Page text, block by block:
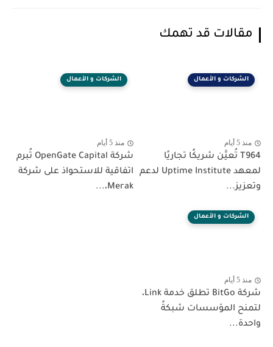
مقالات قد تهمك
الشركات و الأعمال
منذ 5 أيام
T964 تُعيَّن شريكًا تجاريًا
لمعهد Uptime Institute لدعم
وتعزيز...
الشركات و الأعمال
منذ 5 أيام
شركة OpenGate Capital تُبرم
اتفاقية للاستحواذ على شركة
Merak،...
الشركات و الأعمال
منذ 5 أيام
شركة BitGo تطلق خدمة Link،
لتمنح المؤسسات شبكةً
واحدة...